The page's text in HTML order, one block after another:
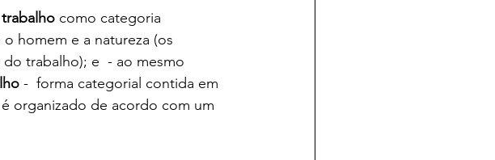
trabalho como categoria
homem e a natureza (os
do trabalho); e  - ao mesmo
-  forma categorial contida em
organizado de acordo com um